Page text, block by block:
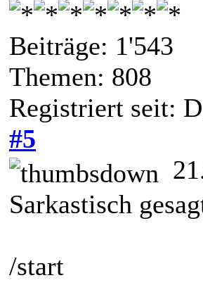
Beiträge: 1'543
Themen: 808
Registriert seit:
#5
Sarkastisch
/start